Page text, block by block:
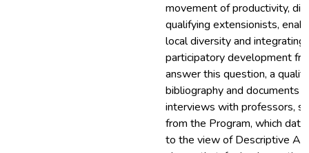
movement of productivity,
qualifying extensionists,
local diversity and
participatory development
answer this question, a
bibliography and documents
interviews with professors,
from the Program, which
to the view of Descriptive